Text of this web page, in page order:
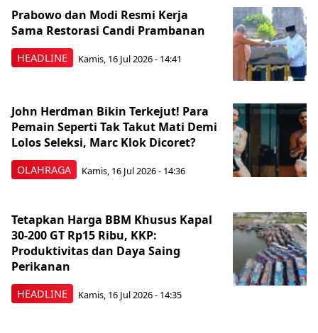
HEADLINE
Prabowo dan Modi Resmi Kerja
Sama Restorasi Candi Prambanan
Kamis, 16 Jul 2026 - 14:41
OLAHRAGA
John Herdman Bikin Terkejut! Para
Pemain Seperti Tak Takut Mati Demi
Lolos Seleksi, Marc Klok Dicoret?
Kamis, 16 Jul 2026 - 14:36
HEADLINE
Tetapkan Harga BBM Khusus Kapal
30-200 GT Rp15 Ribu, KKP:
Produktivitas dan Daya Saing
Perikanan
Kamis, 16 Jul 2026 - 14:35